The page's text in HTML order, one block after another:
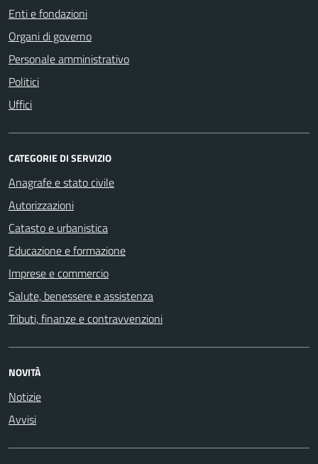
Enti e fondazioni
Organi di governo
Personale amministrativo
Politici
Uffici
CATEGORIE DI SERVIZIO
Anagrafe e stato civile
Autorizzazioni
Catasto e urbanistica
Educazione e formazione
Imprese e commercio
Salute, benessere e assistenza
Tributi, finanze e contravvenzioni
NOVITÀ
Notizie
Avvisi